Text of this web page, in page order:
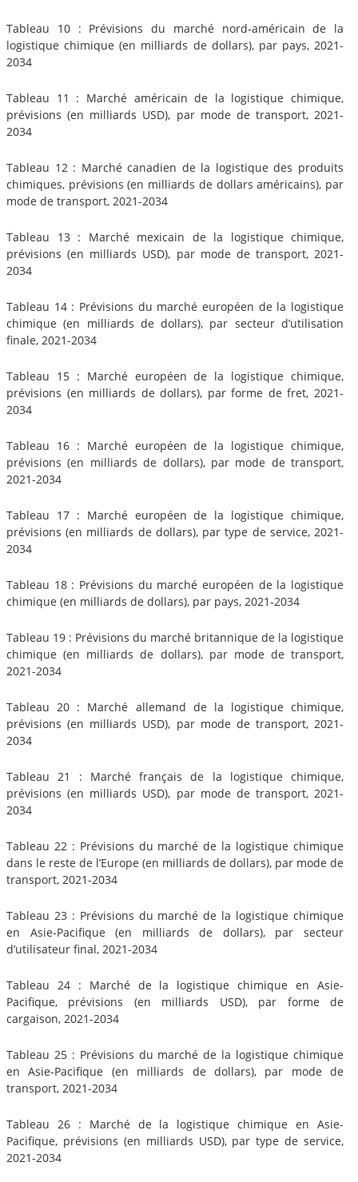
Tableau 10 : Prévisions du marché nord-américain de la
logistique chimique (en milliards de dollars), par pays, 2021-
2034
Tableau 11 : Marché américain de la logistique chimique,
prévisions (en milliards USD), par mode de transport, 2021-
2034
Tableau 12 : Marché canadien de la logistique des produits
chimiques, prévisions (en milliards de dollars américains), par
mode de transport, 2021-2034
Tableau 13 : Marché mexicain de la logistique chimique,
prévisions (en milliards USD), par mode de transport, 2021-
2034
Tableau 14 : Prévisions du marché européen de la logistique
chimique (en milliards de dollars), par secteur d’utilisation
finale, 2021-2034
Tableau 15 : Marché européen de la logistique chimique,
prévisions (en milliards de dollars), par forme de fret, 2021-
2034
Tableau 16 : Marché européen de la logistique chimique,
prévisions (en milliards de dollars), par mode de transport,
2021-2034
Tableau 17 : Marché européen de la logistique chimique,
prévisions (en milliards de dollars), par type de service, 2021-
2034
Tableau 18 : Prévisions du marché européen de la logistique
chimique (en milliards de dollars), par pays, 2021-2034
Tableau 19 : Prévisions du marché britannique de la logistique
chimique (en milliards de dollars), par mode de transport,
2021-2034
Tableau 20 : Marché allemand de la logistique chimique,
prévisions (en milliards USD), par mode de transport, 2021-
2034
Tableau 21 : Marché français de la logistique chimique,
prévisions (en milliards USD), par mode de transport, 2021-
2034
Tableau 22 : Prévisions du marché de la logistique chimique
dans le reste de l’Europe (en milliards de dollars), par mode de
transport, 2021-2034
Tableau 23 : Prévisions du marché de la logistique chimique
en Asie-Pacifique (en milliards de dollars), par secteur
d’utilisateur final, 2021-2034
Tableau 24 : Marché de la logistique chimique en Asie-
Pacifique, prévisions (en milliards USD), par forme de
cargaison, 2021-2034
Tableau 25 : Prévisions du marché de la logistique chimique
en Asie-Pacifique (en milliards de dollars), par mode de
transport, 2021-2034
Tableau 26 : Marché de la logistique chimique en Asie-
Pacifique, prévisions (en milliards USD), par type de service,
2021-2034